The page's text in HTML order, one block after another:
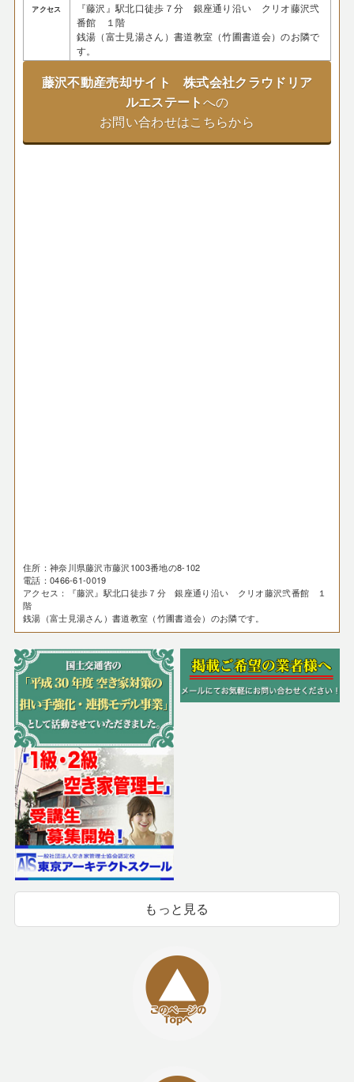
アクセス
『藤沢』駅北口徒歩７分 銀座通り沿い クリオ藤沢弐
番館 １階
銭湯（富士見湯さん）書道教室（竹圃書道会）のお隣で
す。
藤沢不動産売却サイト 株式会社クラウドリア
ルエステートへの
お問い合わせはこちらから
住所：神奈川県藤沢市藤沢1003番地の8-102
電話：0466-61-0019
アクセス：『藤沢』駅北口徒歩７分 銀座通り沿い クリオ藤沢弐番館 １
階
銭湯（富士見湯さん）書道教室（竹圃書道会）のお隣です。
もっと見る